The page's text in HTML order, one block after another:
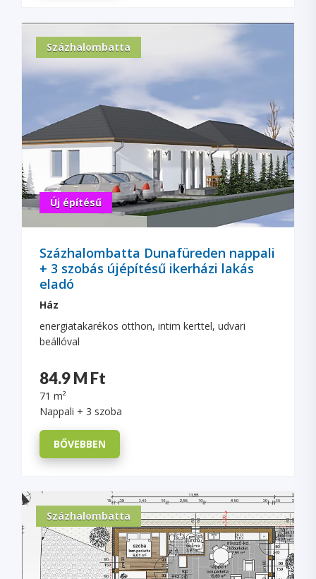
Százhalombatta
Új építésű
Százhalombatta Dunafüreden nappali
+ 3 szobás újépítésű ikerházi lakás
eladó
Ház
energiatakarékos otthon, intim kerttel, udvari
beállóval
84.9 M Ft
71 m²
Nappali + 3 szoba
BŐVEBBEN
Százhalombatta